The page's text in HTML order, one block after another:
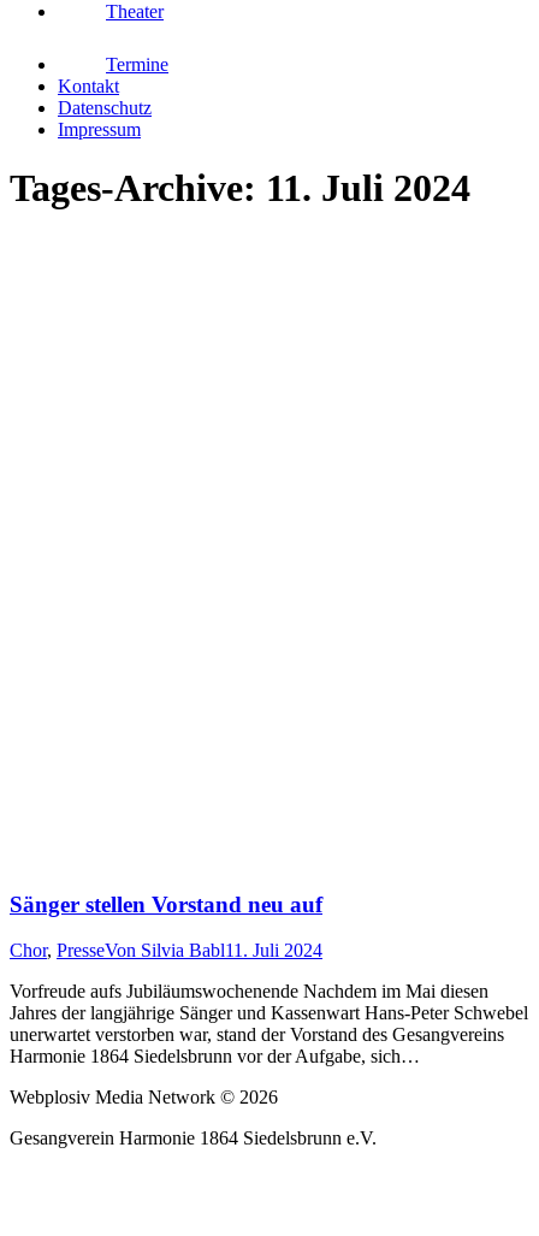
Theater
Termine
Kontakt
Datenschutz
Impressum
Tages-Archive: 11. Juli 2024
Sänger stellen Vorstand neu auf
Chor, PresseVon Silvia Babl11. Juli 2024
Vorfreude aufs Jubiläumswochenende Nachdem im Mai diesen
Jahres der langjährige Sänger und Kassenwart Hans-Peter Schwebel
unerwartet verstorben war, stand der Vorstand des Gesangvereins
Harmonie 1864 Siedelsbrunn vor der Aufgabe, sich…
Webplosiv Media Network © 2026
Gesangverein Harmonie 1864 Siedelsbrunn e.V.